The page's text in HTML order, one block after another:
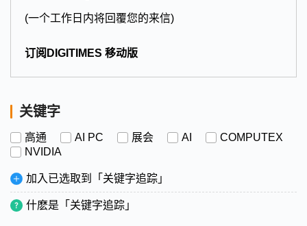
(一个工作日内将回覆您的来信)
订阅DIGITIMES 移动版
关键字
高通 AI PC 展会 AI
COMPUTEX
NVIDIA
加入已选取到「关键字追踪」
什麽是「关键字追踪」